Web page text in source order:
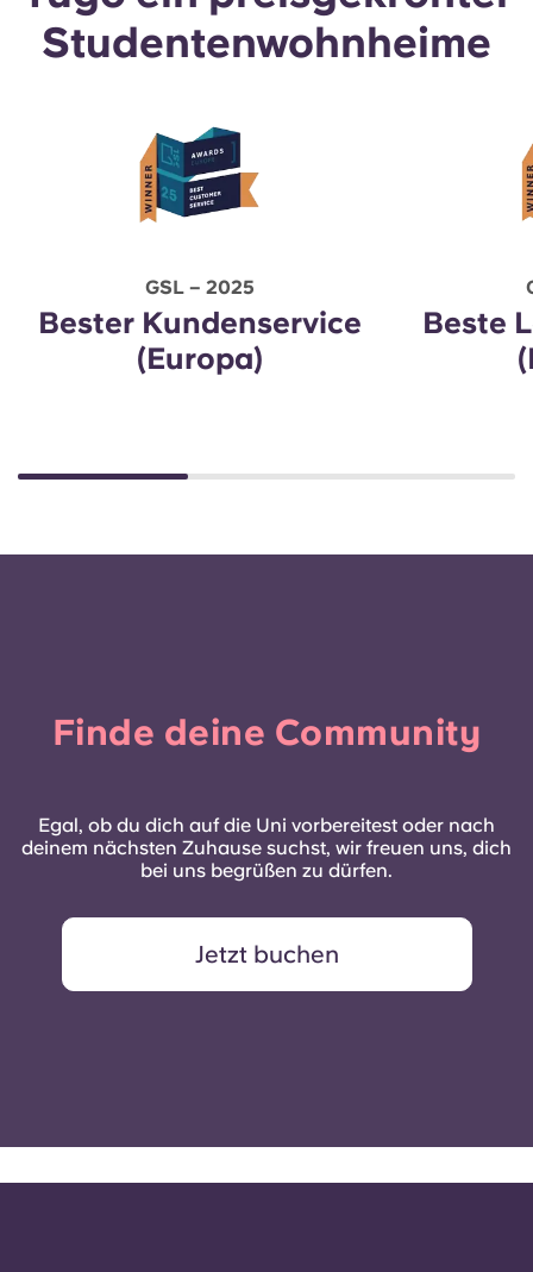
Studentenwohnheime
GSL – 2025
Bester Kundenservice
(Europa)
Beste
Finde deine Community
Egal, ob du dich auf die Uni vorbereitest oder nach
deinem nächsten Zuhause suchst, wir freuen uns, dich
bei uns begrüßen zu dürfen.
Jetzt buchen